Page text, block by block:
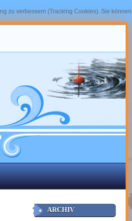
ARCHIV
zu verbessern (Tracking Cookies). Sie